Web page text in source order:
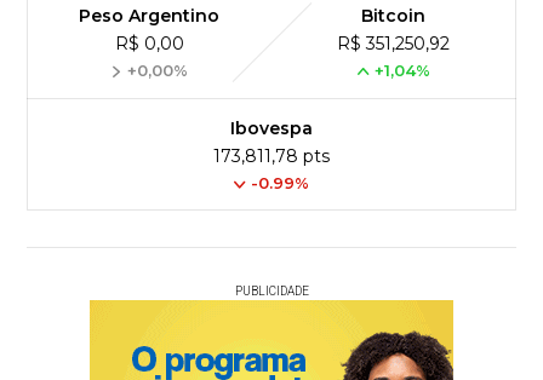
Peso Argentino
R$ 0,00
+0,00%
Bitcoin
R$ 351,250,92
+1,04%
Ibovespa
173,811,78 pts
-0.99%
PUBLICIDADE